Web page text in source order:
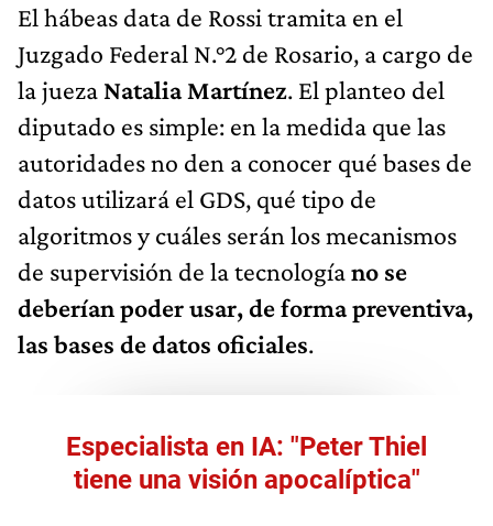
El hábeas data de Rossi tramita en el
Juzgado Federal N.°2 de Rosario, a cargo de
la jueza Natalia Martínez. El planteo del
diputado es simple: en la medida que las
autoridades no den a conocer qué bases de
datos utilizará el GDS, qué tipo de
algoritmos y cuáles serán los mecanismos
de supervisión de la tecnologíano se
deberían poder usar, de forma preventiva,
las bases de datos oficiales.
Especialista en IA: "Peter Thiel
tiene una visión apocalíptica"